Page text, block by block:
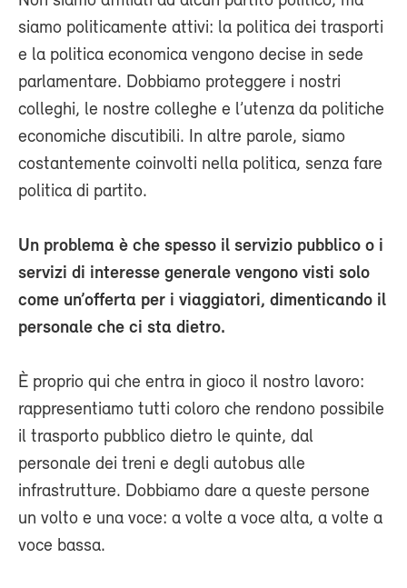
siamo politicamente attivi: la politica dei trasporti
e la politica economica vengono decise in sede
parlamentare. Dobbiamo proteggere i nostri
colleghi, le nostre colleghe e l’utenza da politiche
economiche discutibili. In altre parole, siamo
costantemente coinvolti nella politica, senza fare
politica di partito.
Un problema è che spesso il servizio pubblico o i
servizi di interesse generale vengono visti solo
come un’offerta per i viaggiatori, dimenticando il
personale che ci sta dietro.
È proprio qui che entra in gioco il nostro lavoro:
rappresentiamo tutti coloro che rendono possibile
il trasporto pubblico dietro le quinte, dal
personale dei treni e degli autobus alle
infrastrutture. Dobbiamo dare a queste persone
un volto e una voce: a volte a voce alta, a volte a
voce bassa.